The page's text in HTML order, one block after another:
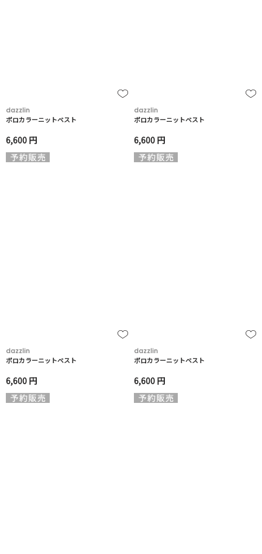
dazzlin
ポロカラーニットベスト
6,600 円
dazzlin
ポロカラーニットベスト
6,600 円
dazzlin
ポロカラーニットベスト
6,600 円
dazzlin
ポロカラーニットベスト
6,600 円